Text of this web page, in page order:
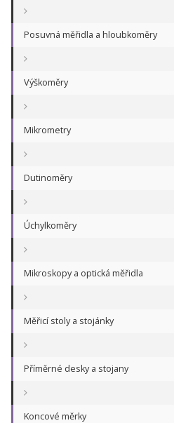
Posuvná měřidla a hloubkoměry
Výškoměry
Mikrometry
Dutinoměry
Úchylkoměry
Mikroskopy a optická měřidla
Měřicí stoly a stojánky
Příměrné desky a stojany
Koncové měrky